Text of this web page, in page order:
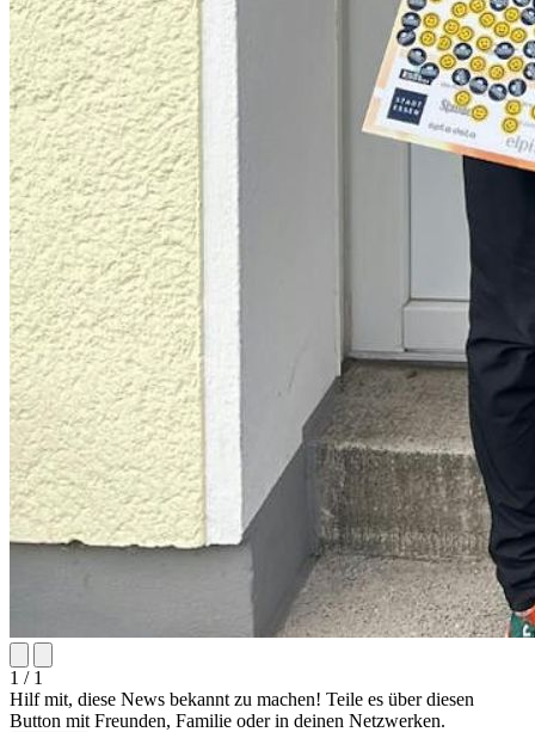
1 / 1
Hilf mit, diese News bekannt zu machen! Teile es über diesen
Button mit Freunden, Familie oder in deinen Netzwerken.